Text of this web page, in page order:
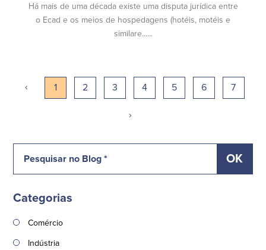
Há mais de uma década existe uma disputa jurídica entre
o Ecad e os meios de hospedagens (hotéis, motéis e
similare......
‹ 1 2 3 4 5 6 7
›
Categorias
Comércio
Indústria